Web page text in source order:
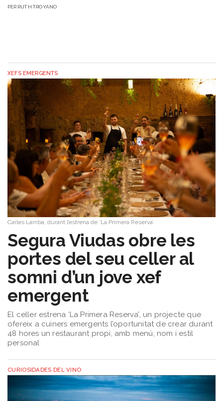
PER RUTH TROYANO
XEFS EMERGENTS
Carles Larriba, durant l’estrena de ‘La Primera Reserva’.
Segura Viudas obre les
portes del seu celler al
somni d’un jove xef
emergent
El celler estrena ‘La Primera Reserva’, un projecte que
ofereix a cuiners emergents l’oportunitat de crear durant
48 hores un restaurant propi, amb menú, nom i estil
personal
CURIOSIDADES DEL VINO